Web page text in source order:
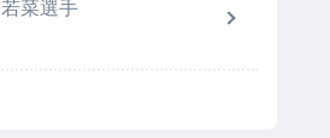
若菜選手